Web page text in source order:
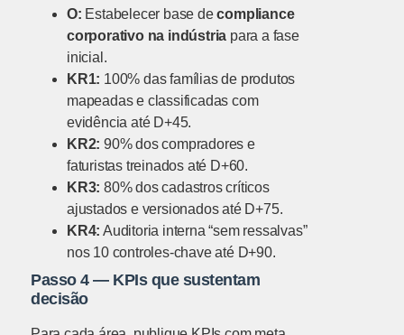
O: Estabelecer base decompliance
corporativo na indústria para a fase
inicial.
KR1: 100% das famílias de produtos
mapeadas e classificadas com
evidência até D+45.
KR2: 90% dos compradores e
faturistas treinados até D+60.
KR3: 80% dos cadastros críticos
ajustados e versionados até D+75.
KR4: Auditoria interna “sem ressalvas”
nos 10 controles-chave até D+90.
Passo 4 — KPIs que sustentam
decisão